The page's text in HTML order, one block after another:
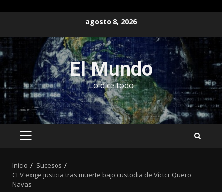
contenido
agosto 8, 2026
El Mundo
Lo dice todo
MENÚ
Inicio
Sucesos
CEV exige justicia tras muerte bajo custodia de Víctor Quero
Navas